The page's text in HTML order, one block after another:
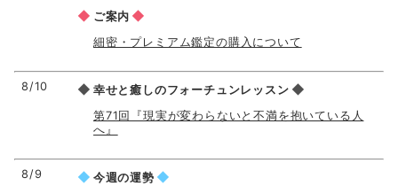
◆ ご案内 ◆
細密・プレミアム鑑定の購入について
8/10 ◆ 幸せと癒しのフォーチュンレッスン ◆
第71回『現実が変わらないと不満を抱いている人
へ』
8/9 ◆ 今週の運勢 ◆